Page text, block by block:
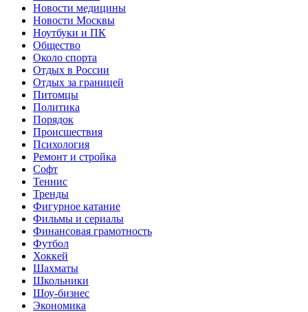
Новости медицины
Новости Москвы
Ноутбуки и ПК
Общество
Около спорта
Отдых в России
Отдых за границей
Питомцы
Политика
Порядок
Происшествия
Психология
Ремонт и стройка
Софт
Теннис
Тренды
Фигурное катание
Фильмы и сериалы
Финансовая грамотность
Футбол
Хоккей
Шахматы
Школьники
Шоу-бизнес
Экономика